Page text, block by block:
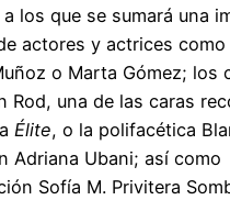
a los que se sumará una
actores y actrices como
o Marta Gómez; los
Rod, una de las caras
Élite, o la polifacética
Adriana Ubani; así
Sofía M. Privitera